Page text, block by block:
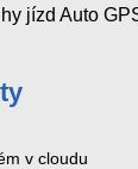
jízd Auto
v cloudu